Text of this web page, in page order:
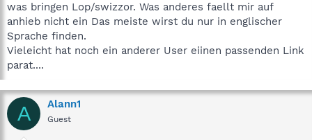
was bringen Lop/swizzor. Was anderes faellt mir auf
anhieb nicht ein Das meiste wirst du nur in englischer
Sprache finden.
Vieleicht hat noch ein anderer User eiinen passenden Link
parat....
A Alann1
Guest